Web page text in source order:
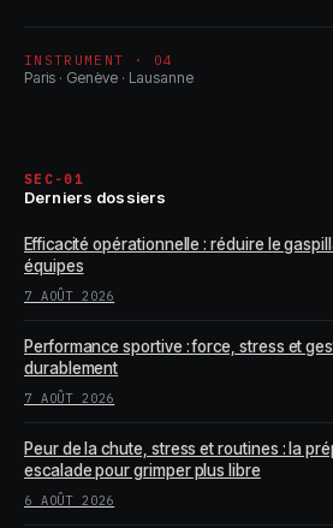
INSTRUMENT · 04
Paris · Genève · Lausanne
SEC-01
Derniers dossiers
Efficacité opérationnelle : réduire le
équipes
7 AOÛT 2026
Performance sportive : force, stress et
durablement
7 AOÛT 2026
Peur de la chute, stress et routines : la
escalade pour grimper plus libre
6 AOÛT 2026